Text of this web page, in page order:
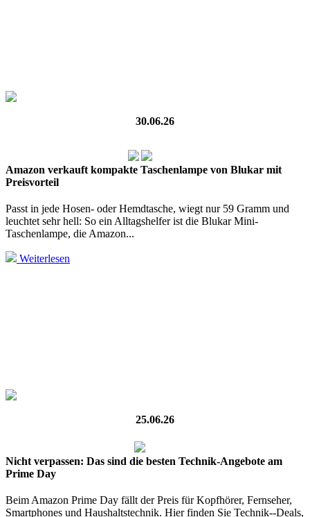
30.06.26
Amazon verkauft kompakte Taschenlampe von Blukar mit
Preisvorteil
Passt in jede Hosen- oder Hemdtasche, wiegt nur 59 Gramm und
leuchtet sehr hell: So ein Alltagshelfer ist die Blukar Mini-
Taschenlampe, die Amazon...
Weiterlesen
25.06.26
Nicht verpassen: Das sind die besten Technik-Angebote am
Prime Day
Beim Amazon Prime Day fällt der Preis für Kopfhörer, Fernseher,
Smartphones und Haushaltstechnik. Hier finden Sie Technik--Deals,